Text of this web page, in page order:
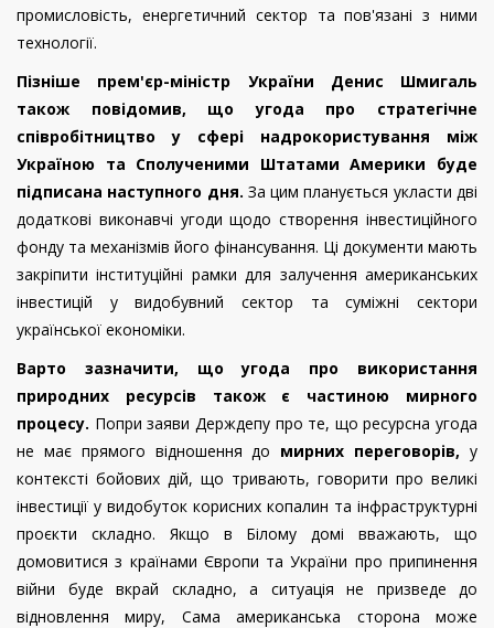
промисловість, енергетичний сектор та пов'язані з ними
технології.
Пізніше прем'єр-міністр України Денис Шмигаль
також повідомив, що угода про стратегічне
співробітництво у сфері надрокористування між
Україною та Сполученими Штатами Америки буде
підписана наступного дня. За цим планується укласти дві
додаткові виконавчі угоди щодо створення інвестиційного
фонду та механізмів його фінансування. Ці документи мають
закріпити інституційні рамки для залучення американських
інвестицій у видобувний сектор та суміжні сектори
української економіки.
Варто зазначити, що угода про використання
природних ресурсів також є частиною мирного
процесу. Попри заяви Держдепу про те, що ресурсна угода
не має прямого відношення до мирних переговорів,у
контексті бойових дій, що тривають, говорити про великі
інвестиції у видобуток корисних копалин та інфраструктурні
проєкти складно. Якщо в Білому домі вважають, що
домовитися з країнами Європи та України про припинення
війни буде вкрай складно, а ситуація не призведе до
відновлення миру, Сама американська сторона може